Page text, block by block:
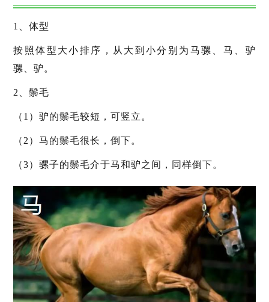
1、体型
按照体型大小排序，从大到小分别为马骡、马、驴
骡、驴。
2、鬃毛
（1）驴的鬃毛较短，可竖立。
（2）马的鬃毛很长，倒下。
（3）骡子的鬃毛介于马和驴之间，同样倒下。